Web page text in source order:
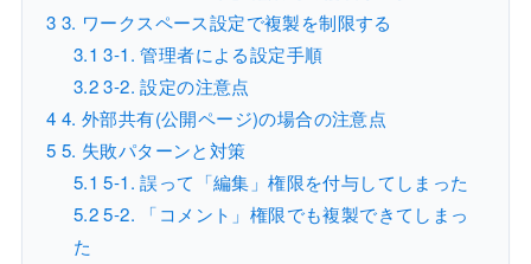
3 3. ワークスペース設定で複製を制限する
3.1 3-1. 管理者による設定手順
3.23-2. 設定の注意点
4 4. 外部共有(公開ページ)の場合の注意点
5 5. 失敗パターンと対策
5.1 5-1. 誤って「編集」権限を付与してしまった
5.25-2. 「コメント」権限でも複製できてしまっ
た